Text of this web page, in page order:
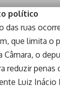
político
das ruas
que limita o
Câmara, o
reduzir penas
Luiz Inácio